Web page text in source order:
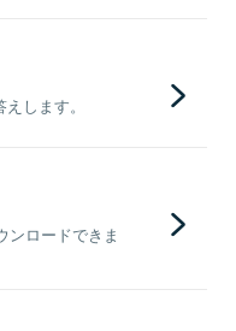
します。
ンロードできま